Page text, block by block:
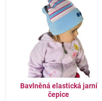
Bavlněná elastická jarní
čepice